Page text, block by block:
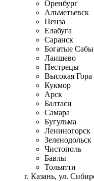
Оренбург
Альметьевск
Пенза
Елабуга
Саранск
Богатые Сабы
Лаишево
Пестрецы
Высокая Гора
Кукмор
Арск
Балтаси
Самара
Бугульма
Лениногорск
Зеленодольск
Чистополь
Бавлы
Тольятти
г. Казань, ул.